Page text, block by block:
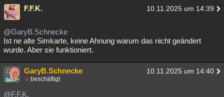
F.F.K. 10.11.2025 um 14:39
@GaryB.Schnecke
Ist ne alte Simkarte, keine Ahnung warum das nicht geändert
wurde. Aber sie funktioniert.
GaryB.Schnecke 10.11.2025 um 14:40
beschäftigt
@F.F.K.